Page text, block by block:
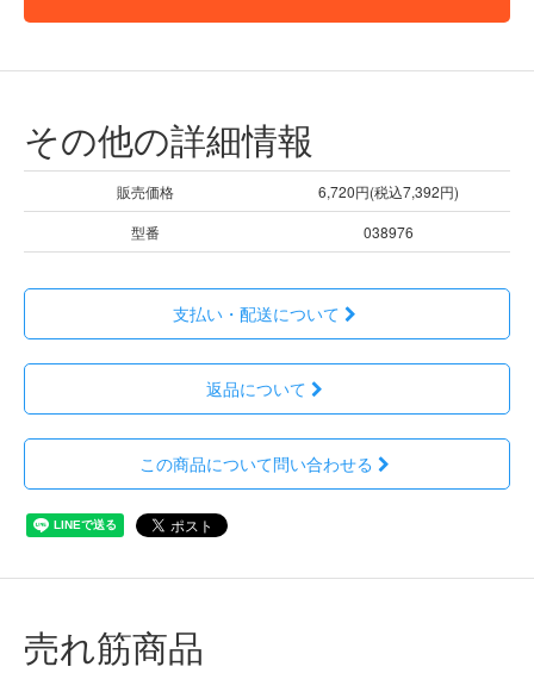
その他の詳細情報
販売価格
6,720円(税込7,392円)
型番
038976
支払い・配送について
返品について
この商品について問い合わせる
売れ筋商品